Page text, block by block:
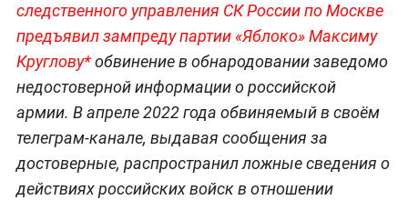
следственного управления СК России по Москве
предъявил зампреду партии «Яблоко» Максиму
Круглову*обвинение в обнародовании заведомо
недостоверной информации о российской
армии. В апреле 2022 года обвиняемый в своём
телеграм‑канале, выдавая сообщения за
достоверные, распространил ложные сведения о
действиях российских войск в отношении